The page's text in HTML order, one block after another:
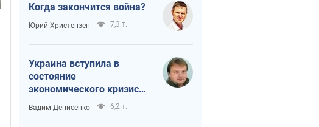
Когда закончится война?
Юрий Христензен 7,3 т.
Украина вступила в
состояние
экономического кризиса.
Есть ли свет в конце
туннеля?
Вадим Денисенко 6,2 т.